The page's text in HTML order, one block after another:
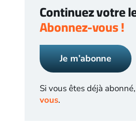
Continuez votre
Abonnez-vous !
Je m’abonne
Si vous êtes déjà
vous.